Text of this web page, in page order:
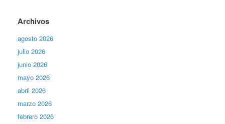
Archivos
agosto 2026
julio 2026
junio 2026
mayo 2026
abril 2026
marzo 2026
febrero 2026